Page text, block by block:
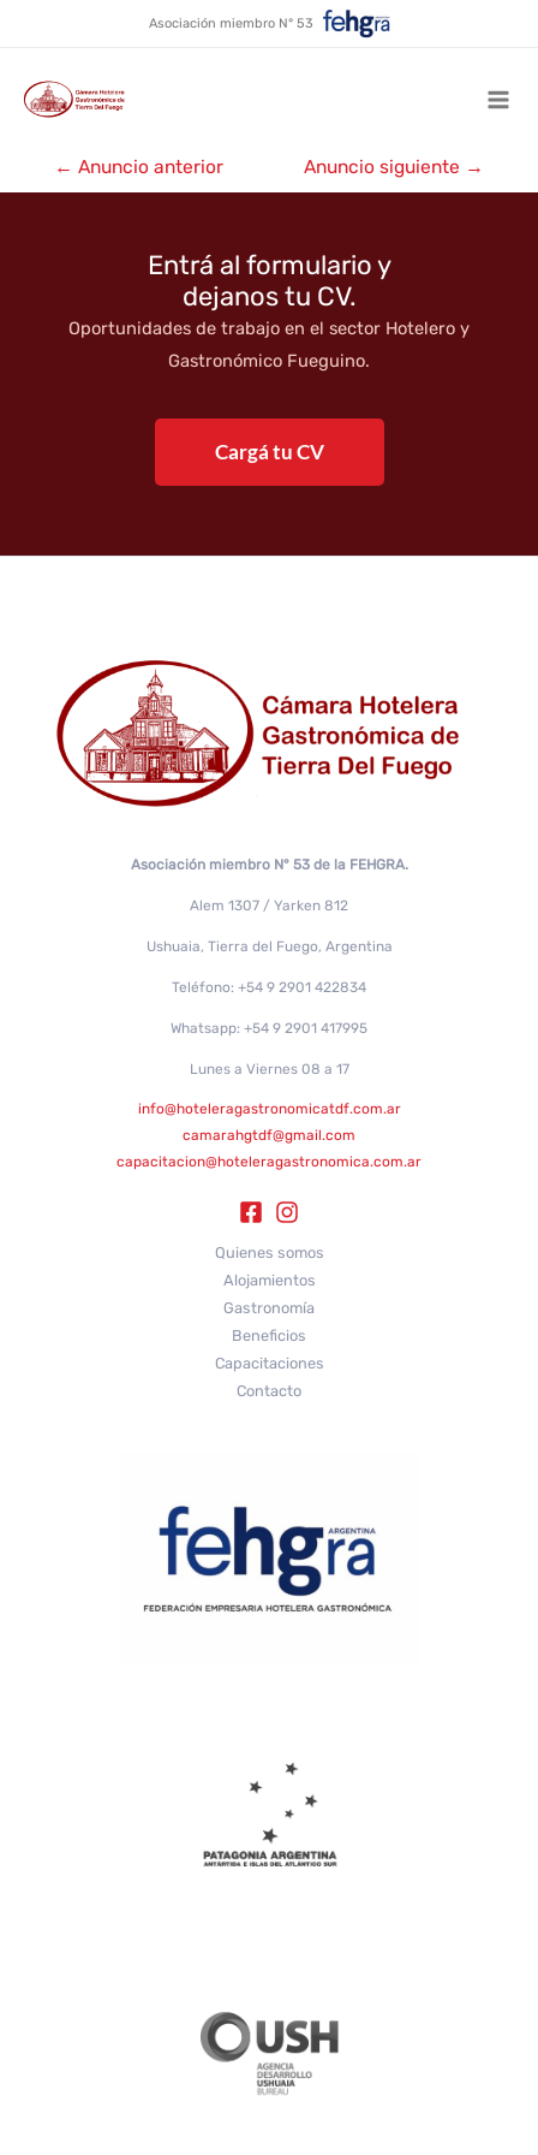
contenido
Asociación miembro N° 53
Hotel Canal Beagle ★★★★
Navegación
de
← Anuncio anterior Anuncio siguiente →
Entrá al formulario y
dejanos tu CV.
Oportunidades de trabajo en el sector Hotelero y
Gastronómico Fueguino.
Cargá tu CV
Asociación miembro N° 53 de la FEHGRA.
Alem 1307 / Yarken 812
Ushuaia, Tierra del Fuego, Argentina
Teléfono: +54 9 2901 422834
Whatsapp: +54 9 2901 417995
Lunes a Viernes 08 a 17
info@hoteleragastronomicatdf.com.ar
camarahgtdf@gmail.com
capacitacion@hoteleragastronomica.com.ar
Quienes somos
Alojamientos
Gastronomía
Beneficios
Capacitaciones
Contacto